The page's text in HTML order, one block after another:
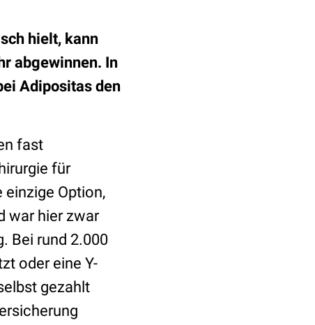
hielt, kann
abgewinnen. In
Adipositas den
fast
für
Option,
war hier zwar
Bei rund 2.000
oder eine Y-
gezahlt